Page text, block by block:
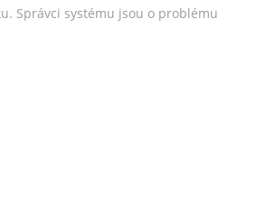
Správci systému jsou o problému